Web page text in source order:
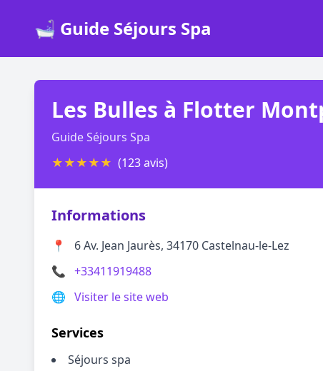
🛁 Guide Séjours Spa
Les Bulles à Flotter
Guide Séjours Spa
★★★★★ (123 avis)
Informations
📍
6 Av. Jean Jaurès, 34170 Castelnau-le-Lez
📞 +33411919488
🌐 Visiter le site web
Services
Séjours spa